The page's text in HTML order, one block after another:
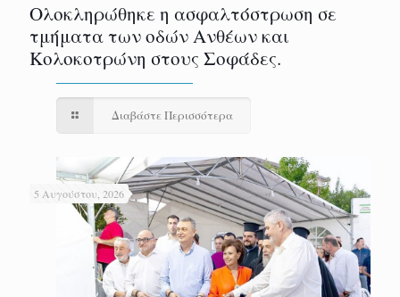
Ολοκληρώθηκε η ασφαλτόστρωση σε
τμήματα των οδών Ανθέων και
Κολοκοτρώνη στους Σοφάδες.
Διαβάστε Περισσότερα
5 Αυγούστου, 2026